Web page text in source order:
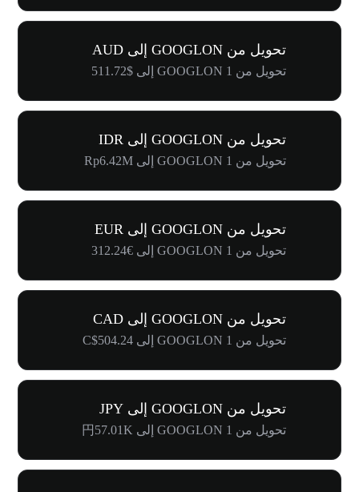
تحويل من GOOGLON إلى AUD
تحويل من 1 GOOGLON إلى $511.72
تحويل من GOOGLON إلى IDR
تحويل من 1 GOOGLON إلى Rp6.42M
تحويل من GOOGLON إلى EUR
تحويل من 1 GOOGLON إلى €312.24
تحويل من GOOGLON إلى CAD
تحويل من 1 GOOGLON إلى C$504.24
تحويل من GOOGLON إلى JPY
تحويل من 1 GOOGLON إلى 円57.01K